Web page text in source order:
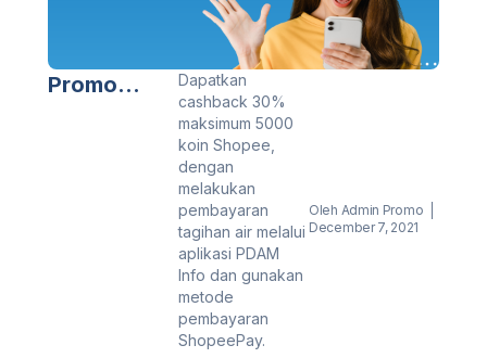
Promo
Dapatkan
cashback 30%
maksimum 5000
koin Shopee,
dengan
melakukan
pembayaran
tagihan air melalui
aplikasi PDAM
Info dan gunakan
metode
pembayaran
ShopeePay.
Oleh Admin Promo
December 7, 2021